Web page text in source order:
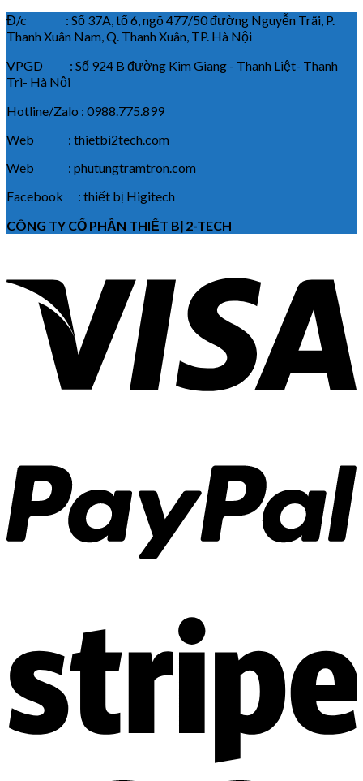
Đ/c : Số 37A, tổ 6, ngõ 477/50 đường Nguyễn Trãi, P.
Thanh Xuân Nam, Q. Thanh Xuân, TP. Hà Nội
VPGD : Số 924 B đường Kim Giang - Thanh Liệt- Thanh
Trì- Hà Nội
Hotline/Zalo : 0988.775.899
Web : thietbi2tech.com
Web : phutungtramtron.com
Facebook : thiết bị Higitech
CÔNG TY CỔ PHẦN THIẾT BỊ 2-TECH